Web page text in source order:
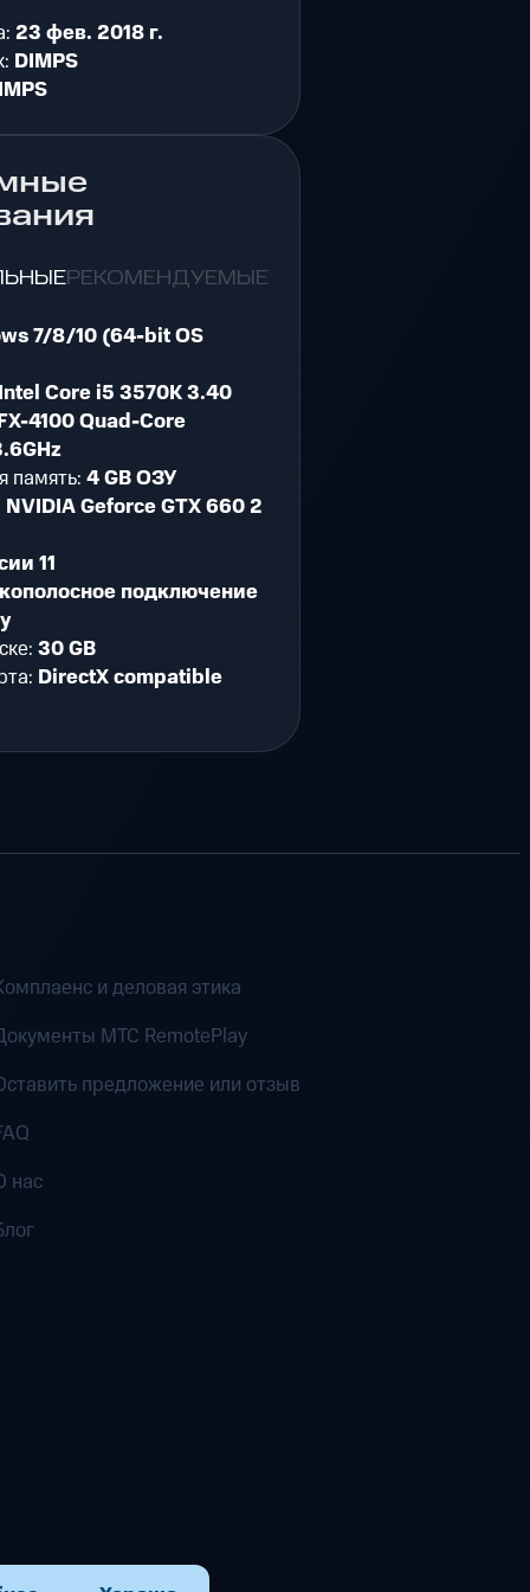
23 фев. 2018 г.
DIMPS
РЕКОМЕНДУЕМЫЕ
7/8/10 (64-bit OS
Core i5 3570K 3.40
4100 Quad-Core
память:4 GB ОЗУ
NVIDIA Geforce GTX 660 2
11
подключение
30 GB
DirectX compatible
и деловая этика
MTC RemotePlay
предложение или отзыв
нас